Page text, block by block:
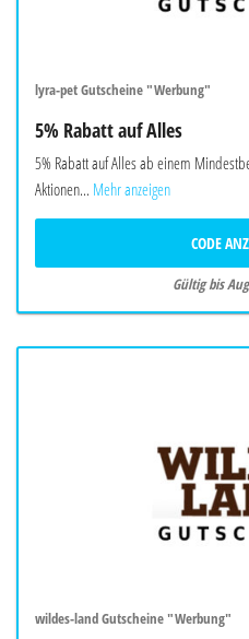
lyra-pet Gutscheine "Werbung"
5% Rabatt auf Alles
5% Rabatt auf Alles ab einem
Aktionen... Mehr anzeigen
CODE
Gültig bis
wildes-land Gutscheine "Werbung"